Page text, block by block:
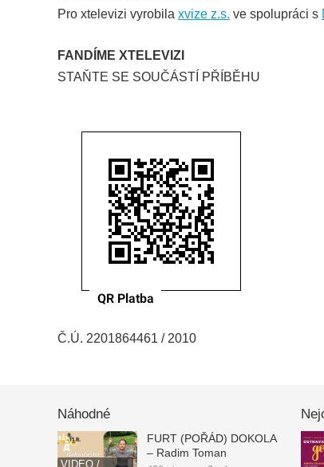
Pro xtelevizi vyrobila xvize z.s. ve spolupráci s
FANDÍME XTELEVIZI
STAŇTE SE SOUČÁSTÍ PŘÍBĚHU
Č.Ú. 2201864461 / 2010
Náhodné
VIDEO /
FURT (POŘÁD) DOKOLA
– Radim Toman